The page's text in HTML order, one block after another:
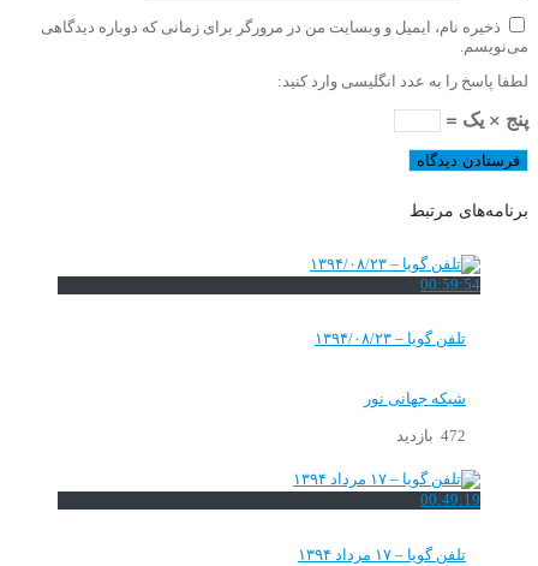
ذخیره نام، ایمیل و وبسایت من در مرورگر برای زمانی که دوباره دیدگاهی
می‌نویسم.
لطفا پاسخ را به عدد انگلیسی وارد کنید:
پنج × یک =
برنامه‌های مرتبط
00:59:54
تلفن گویا – ۱۳۹۴/۰۸/۲۳
شبکه جهانی نور
472 بازدید
00:49:19
تلفن گویا – ۱۷ مرداد ۱۳۹۴